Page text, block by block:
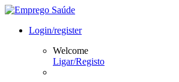
Login/register
Welcome
Ligar/Registo